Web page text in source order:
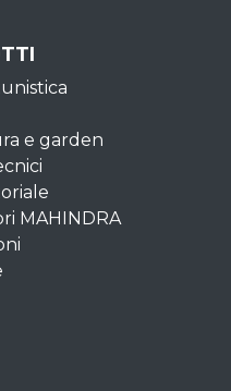
e garden
MAHINDRA